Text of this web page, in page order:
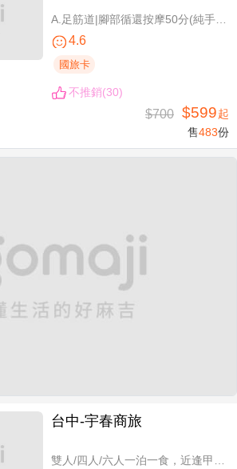
4.6
國旅卡
不推銷(30)
$700 $599起
售483份
台中-宇春商旅